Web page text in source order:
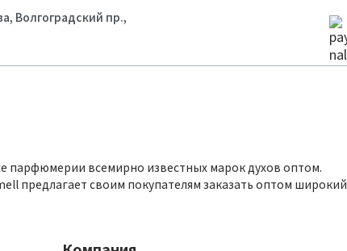
Волгоградский пр.,
парфюмерии всемирно известных марок духов оптом.
предлагает своим покупателям заказать оптом широкий